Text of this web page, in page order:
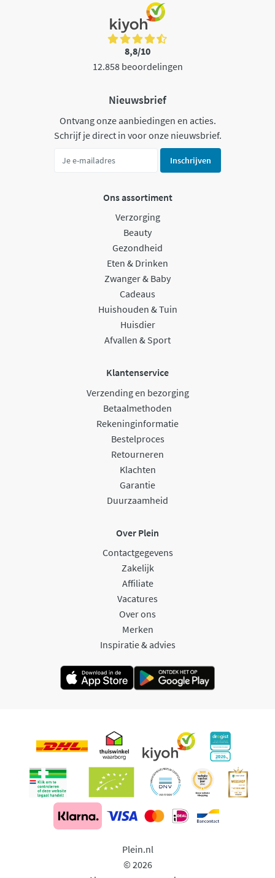
8,8/10
12.858 beoordelingen
Nieuwsbrief
Ontvang onze aanbiedingen en acties.
Schrijf je direct in voor onze nieuwsbrief.
Inschrijven
Ons assortiment
Verzorging
Beauty
Gezondheid
Eten & Drinken
Zwanger & Baby
Cadeaus
Huishouden & Tuin
Huisdier
Afvallen & Sport
Klantenservice
Verzending en bezorging
Betaalmethoden
Rekeninginformatie
Bestelproces
Retourneren
Klachten
Garantie
Duurzaamheid
Over Plein
Contactgegevens
Zakelijk
Affiliate
Vacatures
Over ons
Merken
Inspiratie & advies
Plein.nl
© 2026